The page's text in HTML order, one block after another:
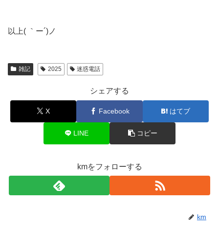
以上( ｀ー´)ノ
雑記 2025 迷惑電話
シェアする
X Facebook はてブ
LINE コピー
kmをフォローする
km